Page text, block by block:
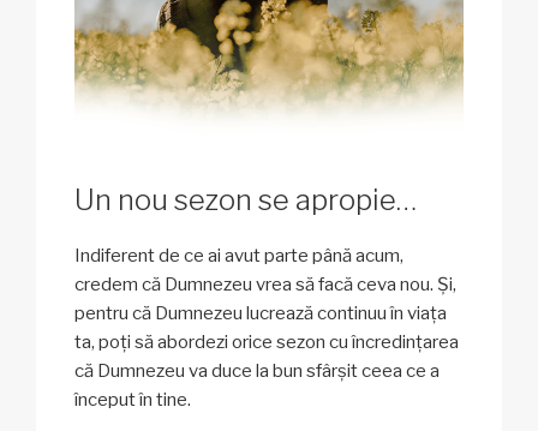
Un nou sezon se apropie…
Indiferent de ce ai avut parte până acum,
credem că Dumnezeu vrea să facă ceva nou. Și,
pentru că Dumnezeu lucrează continuu în viața
ta, poți să abordezi orice sezon cu încredințarea
că Dumnezeu va duce la bun sfârșit ceea ce a
început în tine.